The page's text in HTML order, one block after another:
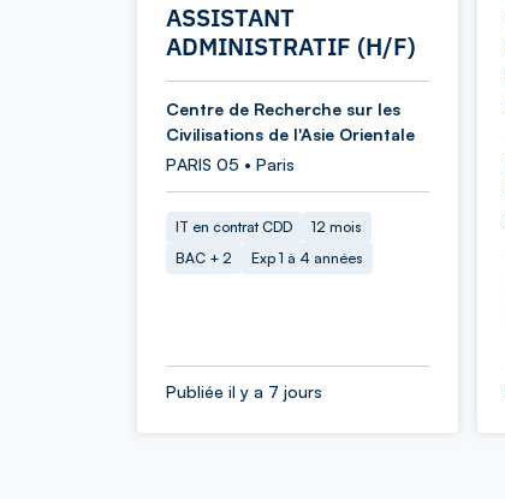
ASSISTANT
ADMINISTRATIF (H/F)
Centre de Recherche sur les
Civilisations de l'Asie Orientale
PARIS 05 • Paris
IT en contrat CDD
12 mois
BAC + 2
Exp 1 à 4 années
Publiée il y a 7 jours